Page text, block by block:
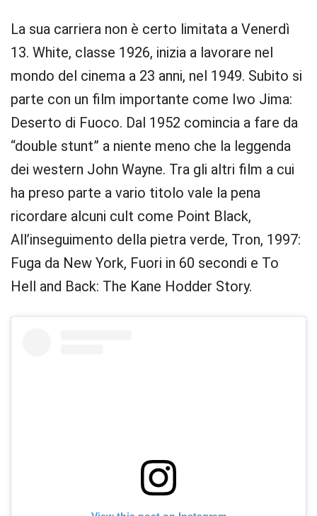
La sua carriera non è certo limitata a Venerdì
13. White, classe 1926, inizia a lavorare nel
mondo del cinema a 23 anni, nel 1949. Subito si
parte con un film importante come Iwo Jima:
Deserto di Fuoco. Dal 1952 comincia a fare da
“double stunt” a niente meno che la leggenda
dei western John Wayne. Tra gli altri film a cui
ha preso parte a vario titolo vale la pena
ricordare alcuni cult come Point Black,
All’inseguimento della pietra verde, Tron, 1997:
Fuga da New York, Fuori in 60 secondi e To
Hell and Back: The Kane Hodder Story.